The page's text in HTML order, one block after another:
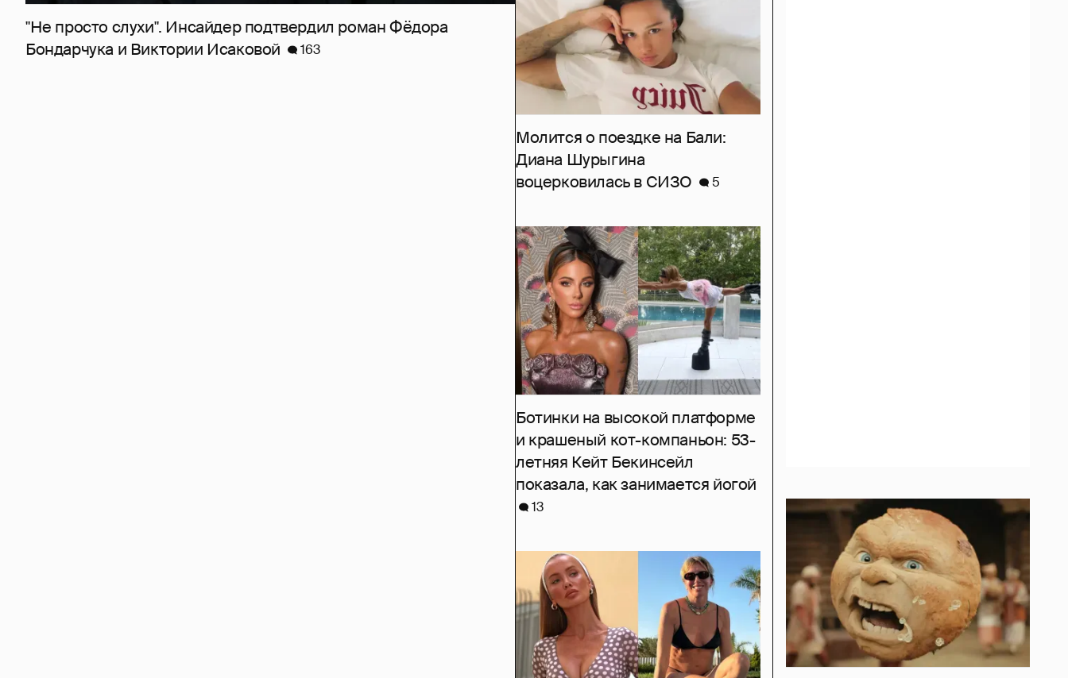
"Не просто слухи". Инсайдер подтвердил роман Фёдора
Бондарчука и Виктории Исаковой
163
Молится о поездке на Бали:
Диана Шурыгина
воцерковилась в СИЗО
5
Ботинки на высокой платформе
и крашеный кот-компаньон: 53-
летняя Кейт Бекинсейл
показала, как занимается йогой
13